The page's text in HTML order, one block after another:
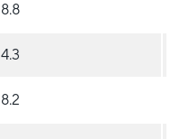
8.8
4.3
8.2